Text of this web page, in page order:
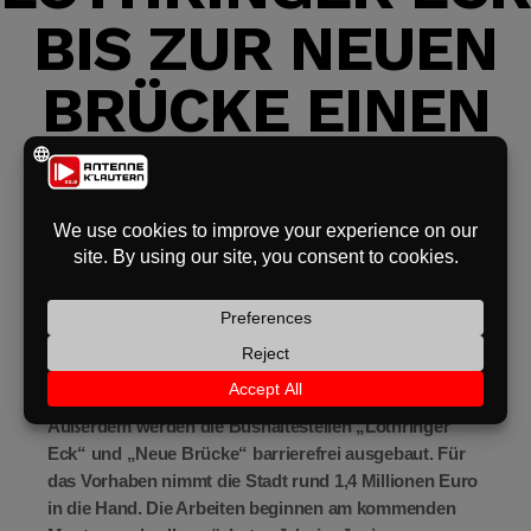
IS ZUR NEUEN B
RÜCKE EINEN R
ADWEG
Die Pariser Straße bekommt zwischen dem Lothringer
Eck bis zur Neuen Brücke einen Radweg. Dazu wird
der bereits vorhandene Gehweg auf insgesamt 490
Metern auf eine Breite von 3 Metern erweitert.
Außerdem werden die Bushaltestellen „Lothringer
Eck“ und „Neue Brücke“ barrierefrei ausgebaut. Für
das Vorhaben nimmt die Stadt rund 1,4 Millionen Euro
in die Hand. Die Arbeiten beginnen am kommenden